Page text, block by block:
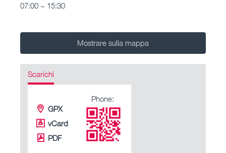
07:00 – 15:30
Mostrare sulla mappa
Scarichi
GPX
vCard
PDF
Phone: